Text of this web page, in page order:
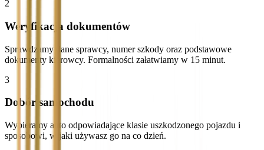
2
Weryfikacja dokumentów
Sprawdzamy dane sprawcy, numer szkody oraz podstawowe
dokumenty kierowcy. Formalności załatwiamy w 15 minut.
3
Dobór samochodu
Wybieramy auto odpowiadające klasie uszkodzonego pojazdu i
sposobowi, w jaki używasz go na co dzień.